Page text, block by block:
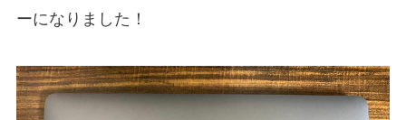
ーになりました！